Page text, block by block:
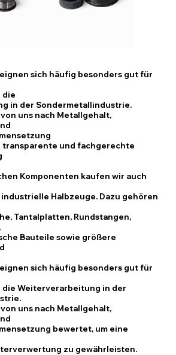
sich häufig besonders gut für
die
in der Sondermetallindustrie.
uns nach Metallgehalt,
transparente und fachgerechte
Komponenten kaufen wir auch
Halbzeuge. Dazu gehören
Tantalplatten, Rundstangen,
Bauteile sowie größere
sich häufig besonders gut für
die Weiterverarbeitung in der
uns nach Metallgehalt,
bewertet, um eine
zu gewährleisten.